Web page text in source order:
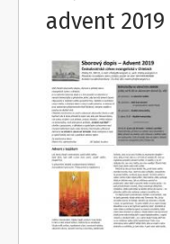
advent 2019